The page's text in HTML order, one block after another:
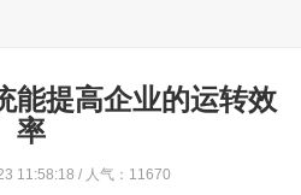
能提高企业的运转效
率
11:58:18 / 人气：11670